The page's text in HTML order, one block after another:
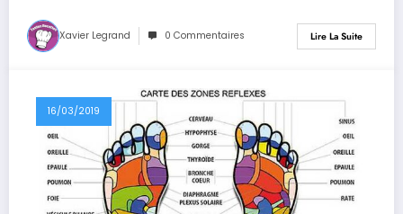
Xavier Legrand 0 Commentaires Lire La Suite
16/03/2019